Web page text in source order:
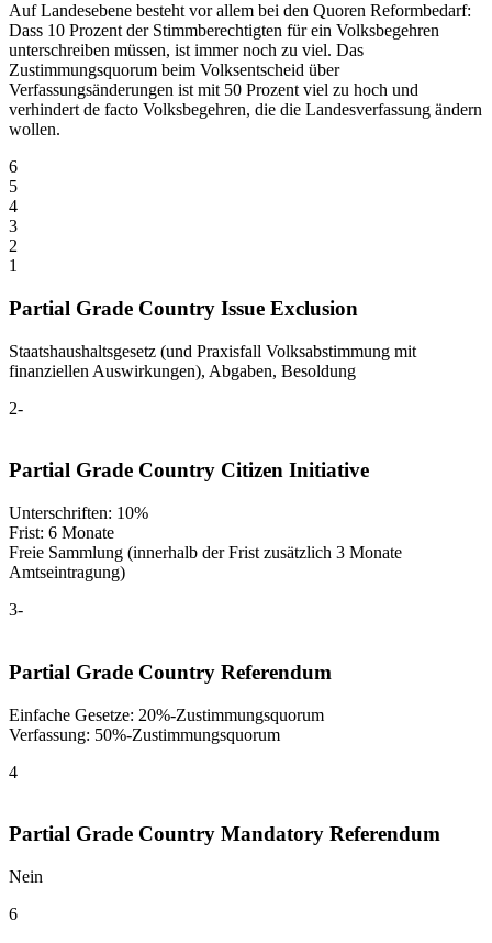
Auf Landesebene besteht vor allem bei den Quoren Reformbedarf:
Dass 10 Prozent der Stimmberechtigten für ein Volksbegehren
unterschreiben müssen, ist immer noch zu viel. Das
Zustimmungsquorum beim Volksentscheid über
Verfassungsänderungen ist mit 50 Prozent viel zu hoch und
verhindert de facto Volksbegehren, die die Landesverfassung ändern
wollen.
6
5
4
3
2
1
Partial Grade Country Issue Exclusion
Staatshaushaltsgesetz (und Praxisfall Volksabstimmung mit
finanziellen Auswirkungen), Abgaben, Besoldung
2-
Partial Grade Country Citizen Initiative
Unterschriften: 10%
Frist: 6 Monate
Freie Sammlung (innerhalb der Frist zusätzlich 3 Monate
Amtseintragung)
3-
Partial Grade Country Referendum
Einfache Gesetze: 20%-Zustimmungsquorum
Verfassung: 50%-Zustimmungsquorum
4
Partial Grade Country Mandatory Referendum
Nein
6